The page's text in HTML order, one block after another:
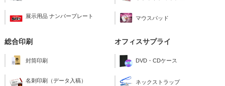
展示用品 ナンバープレート マウスパッド
総合印刷
封筒印刷
名刺印刷（データ入稿）
オフィスサプライ
DVD・CDケース
ネックストラップ